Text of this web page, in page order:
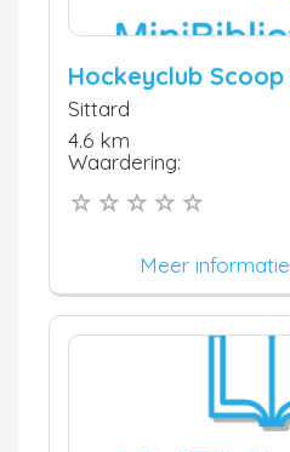
Hockeyclub Scoop
Sittard
4.6 km
Waardering:
Meer informatie